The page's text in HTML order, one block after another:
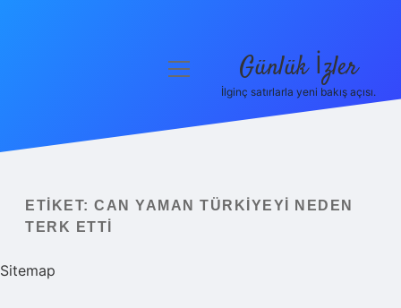
Yasal Uyarı
menüyü
Günlük İzler
İlginç satırlarla yeni bakış açısı.
ETIKET: CAN YAMAN TÜRKIYEYI NEDEN
TERK ETTI
Sitemap